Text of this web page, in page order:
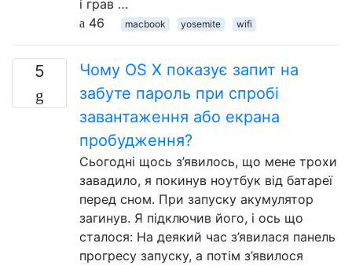
і грав …
46
macbook yosemite wifi
5
Чому OS X показує запит на
забуте пароль при спробі
завантаження або екрана
пробудження?
Сьогодні щось з’явилось, що мене трохи
завадило, я покинув ноутбук від батареї
перед сном. При запуску акумулятор
загинув. Я підключив його, і ось що
сталося: На деякий час з’явилася панель
прогресу запуску, а потім з’явилося